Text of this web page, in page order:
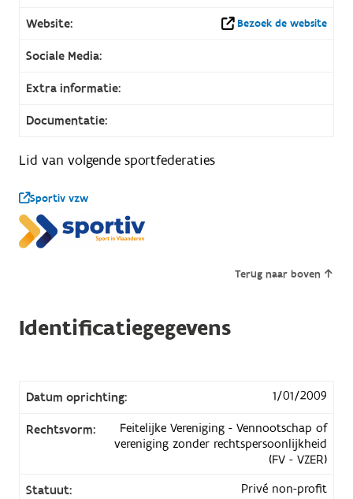
Website: Bezoek de website
Sociale Media:
Extra informatie:
Documentatie:
Lid van volgende sportfederaties
Sportiv vzw
Terug naar boven
Identificatiegegevens
Datum oprichting: 1/01/2009
Rechtsvorm:
Feitelijke Vereniging - Vennootschap of
vereniging zonder rechtspersoonlijkheid
(FV - VZER)
Statuut:
Privé non-profit